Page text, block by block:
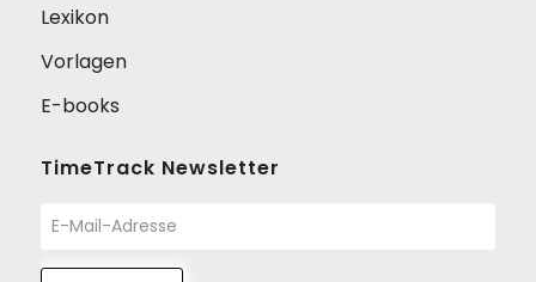
Lexikon
Vorlagen
E-books
TimeTrack Newsletter